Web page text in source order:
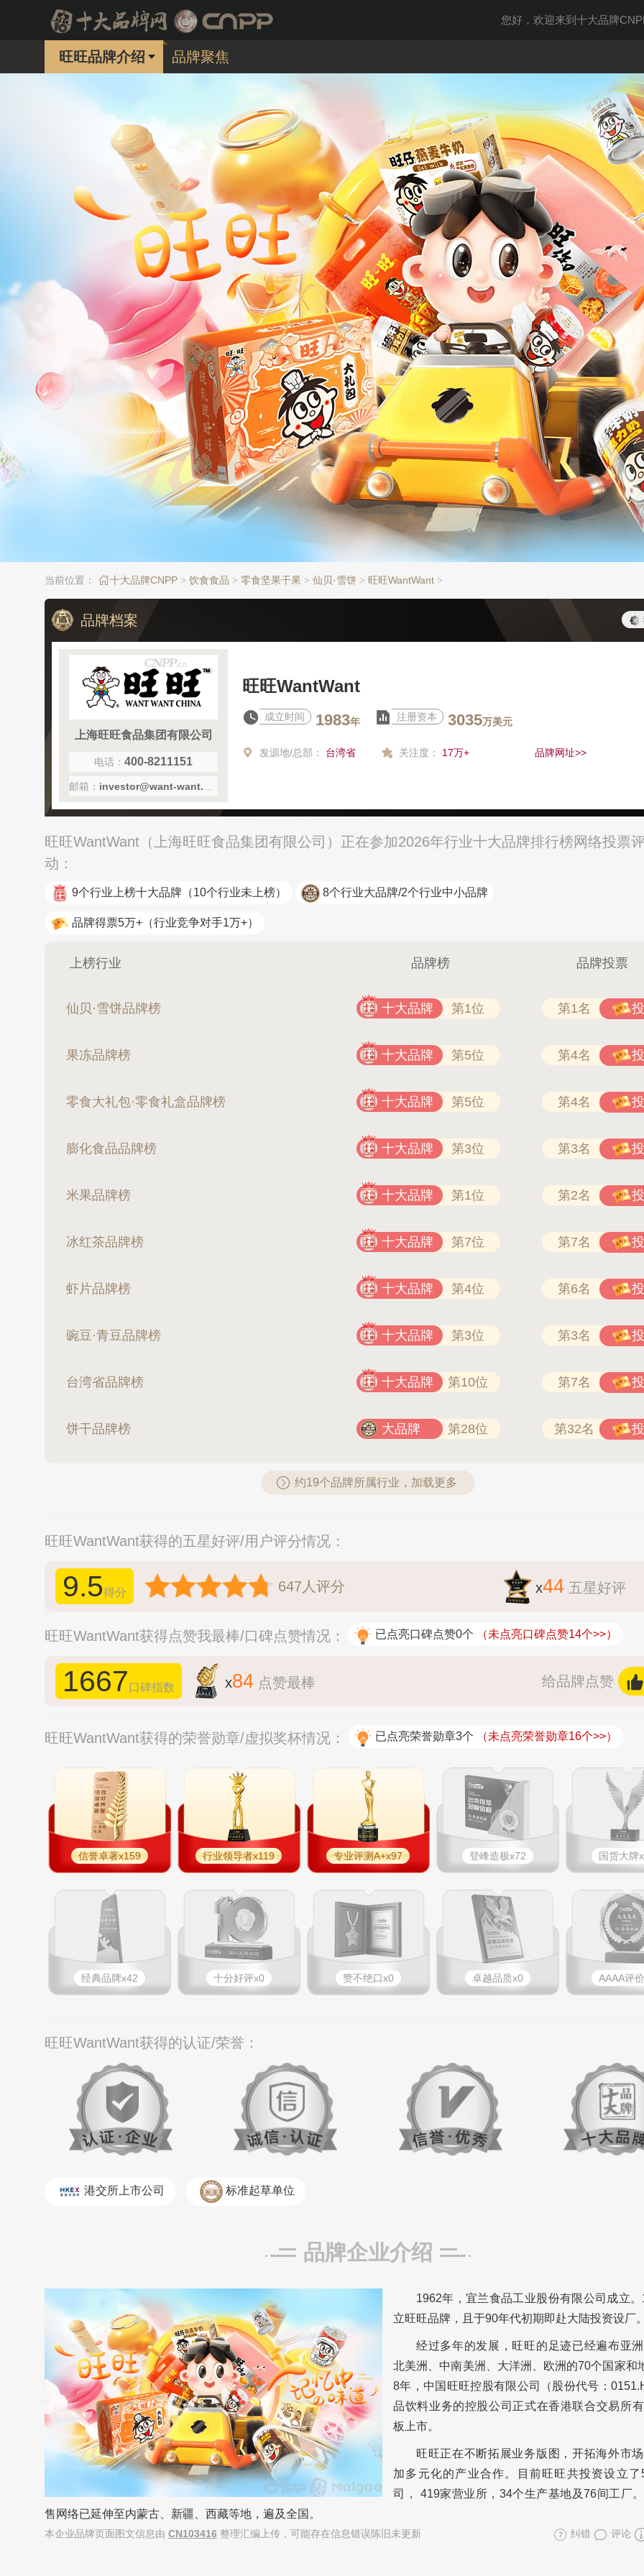
您好，欢迎来到十大品牌
旺旺品牌介绍 品牌聚焦
当前位置： 十大品牌CNPP > 饮食食品 > 零食坚果干果 > 仙贝·雪饼 > 旺旺WantWant >
品牌档案
上海旺旺食品集团有限公司
电话： 400-8211151
邮箱： investor@want-want.com
旺旺WantWant
成立时间 1983年 注册资本 3035万美元
发源地/总部： 台湾省 关注度： 17万+ 品牌网址>>
旺旺WantWant（上海旺旺食品集团有限公司）正在参加2026年行业十大品牌排行榜网络投票
动：
9个行业上榜十大品牌 （10个行业未上榜） 8个行业大品牌/2个行业中小品牌
品牌得票5万+ （行业竞争对手1万+）
上榜行业 品牌榜 品牌投票
仙贝·雪饼品牌榜 十大品牌 第1位 第1名
果冻品牌榜 十大品牌 第5位 第4名
零食大礼包·零食礼盒品牌榜 十大品牌 第5位 第4名
膨化食品品牌榜 十大品牌 第3位 第3名
米果品牌榜 十大品牌 第1位 第2名
冰红茶品牌榜 十大品牌 第7位 第7名
虾片品牌榜 十大品牌 第4位 第6名
豌豆·青豆品牌榜 十大品牌 第3位 第3名
台湾省品牌榜 十大品牌 第10位 第7名
饼干品牌榜 大品牌 第28位 第32名
约19个品牌所属行业，加载更多
旺旺WantWant获得的五星好评/用户评分情况：
9.5得分 647 人评分 x44 五星好评
旺旺WantWant获得点赞我最棒/口碑点赞情况： 已点亮口碑点赞0个 （未点亮口碑点赞14个>>）
1667口碑指数 x84 点赞最棒 给品牌点赞
旺旺WantWant获得的荣誉勋章/虚拟奖杯情况： 已点亮荣誉勋章3个 （未点亮荣誉勋章16个>>）
信誉卓著x159 行业领导者x119 专业评测A+x97 登峰造极x72 国货大牌
经典品牌x42 十分好评x0 赞不绝口x0 卓越品质x0 AAAA评
旺旺WantWant获得的认证/荣誉：
港交所上市公司 标准起草单位
品牌企业介绍
1962年，宜兰食品工业股份有限公司成立
立旺旺品牌，且于90年代初期即赴大陆投资设厂
经过多年的发展，旺旺的足迹已经遍布亚
北美洲、中南美洲、大洋洲、欧洲的70个国家和
8年，中国旺旺控股有限公司（股份代号：
品饮料业务的控股公司正式在香港联合交易所
板上市。
旺旺正在不断拓展业务版图，开拓海外市
加多元化的产业合作。目前旺旺共投资设立了
司， 419家营业所，34个生产基地及76间工厂
售网络已延伸至内蒙古、新疆、西藏等地，遍及全国。
本企业品牌页面图文信息由 CN103416 整理汇编上传，可能存在信息错误陈旧未更新 纠错 评论
驴充充 0797-966999